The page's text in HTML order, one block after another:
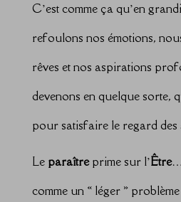
C’est comme ça qu’en
refoulons nos émotions,
rêves et nos aspirations
devenons en quelque sorte,
pour satisfaire le regard des
Le paraîtreprime sur l’Être…
comme un « léger » problème